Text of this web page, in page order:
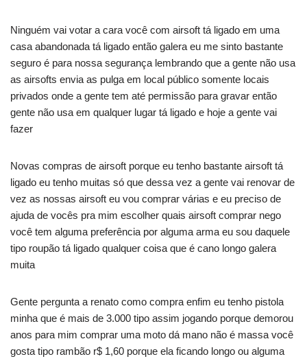
Ninguém vai votar a cara você com airsoft tá ligado em uma
casa abandonada tá ligado então galera eu me sinto bastante
seguro é para nossa segurança lembrando que a gente não usa
as airsofts envia as pulga em local público somente locais
privados onde a gente tem até permissão para gravar então
gente não usa em qualquer lugar tá ligado e hoje a gente vai
fazer
Novas compras de airsoft porque eu tenho bastante airsoft tá
ligado eu tenho muitas só que dessa vez a gente vai renovar de
vez as nossas airsoft eu vou comprar várias e eu preciso de
ajuda de vocês pra mim escolher quais airsoft comprar nego
você tem alguma preferência por alguma arma eu sou daquele
tipo roupão tá ligado qualquer coisa que é cano longo galera
muita
Gente pergunta a renato como compra enfim eu tenho pistola
minha que é mais de 3.000 tipo assim jogando porque demorou
anos para mim comprar uma moto dá mano não é massa você
gosta tipo rambão r$ 1,60 porque ela ficando longo ou alguma